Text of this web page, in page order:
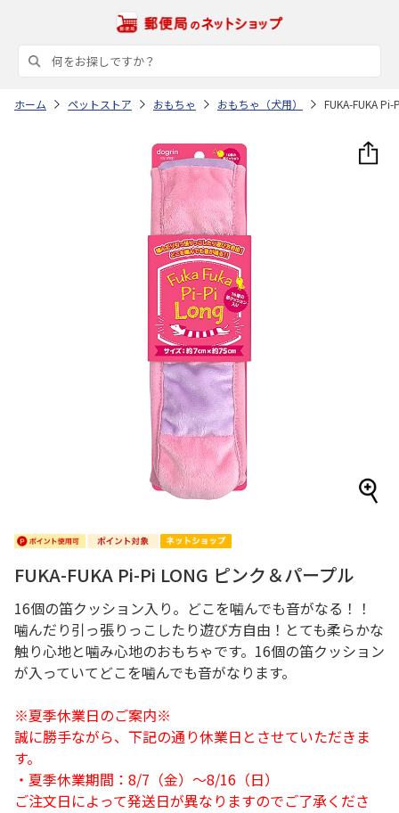
ホーム ペットストア おもちゃ おもちゃ（犬用） FUKA-FUKA
FUKA-FUKA Pi-Pi LONG ピンク＆パープル
16個の笛クッション入り。どこを噛んでも音がなる！！
噛んだり引っ張りっこしたり遊び方自由！とても柔らかな
触り心地と噛み心地のおもちゃです。16個の笛クッション
が入っていてどこを噛んでも音がなります。
※夏季休業日のご案内※
誠に勝手ながら、下記の通り休業日とさせていただきま
す。
・夏季休業期間：8/7（金）～8/16（日）
ご注文日によって発送日が異なりますのでご了承くださ